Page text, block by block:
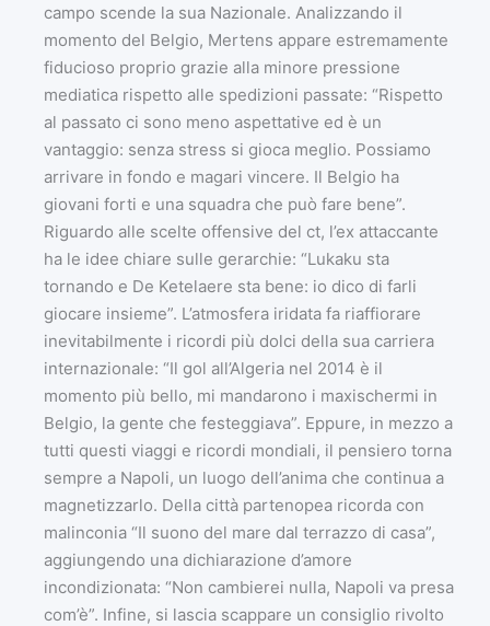
campo scende la sua Nazionale. Analizzando il
momento del Belgio, Mertens appare estremamente
fiducioso proprio grazie alla minore pressione
mediatica rispetto alle spedizioni passate: “Rispetto
al passato ci sono meno aspettative ed è un
vantaggio: senza stress si gioca meglio. Possiamo
arrivare in fondo e magari vincere. Il Belgio ha
giovani forti e una squadra che può fare bene”.
Riguardo alle scelte offensive del ct, l’ex attaccante
ha le idee chiare sulle gerarchie: “Lukaku sta
tornando e De Ketelaere sta bene: io dico di farli
giocare insieme”. L’atmosfera iridata fa riaffiorare
inevitabilmente i ricordi più dolci della sua carriera
internazionale: “Il gol all’Algeria nel 2014 è il
momento più bello, mi mandarono i maxischermi in
Belgio, la gente che festeggiava”. Eppure, in mezzo a
tutti questi viaggi e ricordi mondiali, il pensiero torna
sempre a Napoli, un luogo dell’anima che continua a
magnetizzarlo. Della città partenopea ricorda con
malinconia “Il suono del mare dal terrazzo di casa”,
aggiungendo una dichiarazione d’amore
incondizionata: “Non cambierei nulla, Napoli va presa
com’è”. Infine, si lascia scappare un consiglio rivolto